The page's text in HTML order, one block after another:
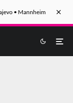
• Mannheim